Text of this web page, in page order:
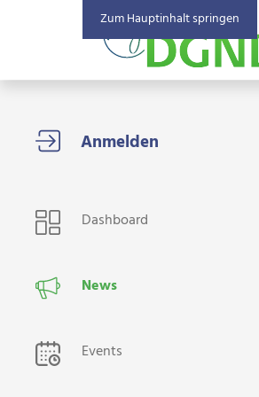
Zum Hauptinhalt springen
USER NAVIGATION
Dashboard
News
Events